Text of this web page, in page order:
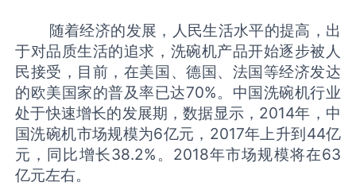
随着经济的发展，人民生活水平的提高，出
于对品质生活的追求，洗碗机产品开始逐步被人
民接受，目前，在美国、德国、法国等经济发达
的欧美国家的普及率已达70%。中国洗碗机行业
处于快速增长的发展期，数据显示，2014年，中
国洗碗机市场规模为6亿元，2017年上升到44亿
元，同比增长38.2%。2018年市场规模将在63
亿元左右。